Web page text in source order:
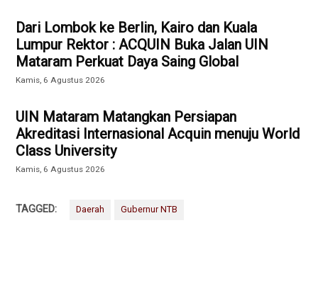
Dari Lombok ke Berlin, Kairo dan Kuala
Lumpur Rektor : ACQUIN Buka Jalan UIN
Mataram Perkuat Daya Saing Global
Kamis, 6 Agustus 2026
UIN Mataram Matangkan Persiapan
Akreditasi Internasional Acquin menuju World
Class University
Kamis, 6 Agustus 2026
TAGGED: Daerah Gubernur NTB